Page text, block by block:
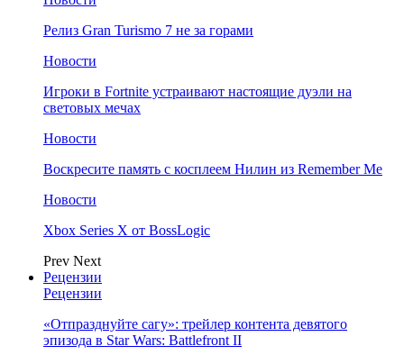
Релиз Gran Turismo 7 не за горами
Новости
Игроки в Fortnite устраивают настоящие дуэли на
световых мечах
Новости
Воскресите память с косплеем Нилин из Remember Me
Новости
Xbox Series X от BossLogic
Prev Next
Рецензии
Рецензии
«Отпразднуйте сагу»: трейлер контента девятого
эпизода в Star Wars: Battlefront II